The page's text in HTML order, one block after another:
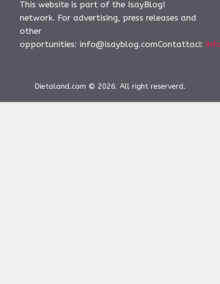
This website is part of the IsayBlog!
network. For advertising, press releases and
other
opportunities: info@isayblog.comContattaci:
Dietaland.com © 2026. All right reserverd.